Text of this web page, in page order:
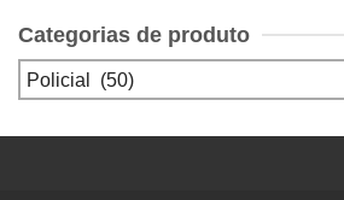
Categorias de produto